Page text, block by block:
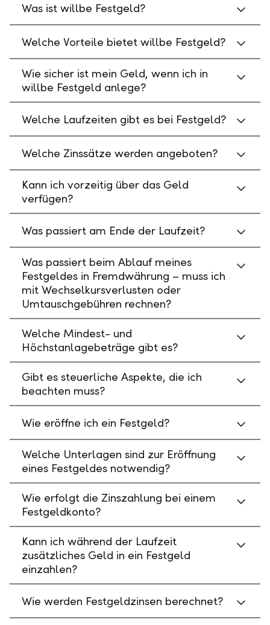
Was ist willbe Festgeld?
Welche Vorteile bietet willbe Festgeld?
Wie sicher ist mein Geld, wenn ich in
willbe Festgeld anlege?
Welche Laufzeiten gibt es bei Festgeld?
Welche Zinssätze werden angeboten?
Kann ich vorzeitig über das Geld
verfügen?
Was passiert am Ende der Laufzeit?
Was passiert beim Ablauf meines
Festgeldes in Fremdwährung – muss ich
mit Wechselkursverlusten oder
Umtauschgebühren rechnen?
Welche Mindest- und
Höchstanlagebeträge gibt es?
Gibt es steuerliche Aspekte, die ich
beachten muss?
Wie eröffne ich ein Festgeld?
Welche Unterlagen sind zur Eröffnung
eines Festgeldes notwendig?
Wie erfolgt die Zinszahlung bei einem
Festgeldkonto?
Kann ich während der Laufzeit
zusätzliches Geld in ein Festgeld
einzahlen?
Wie werden Festgeldzinsen berechnet?